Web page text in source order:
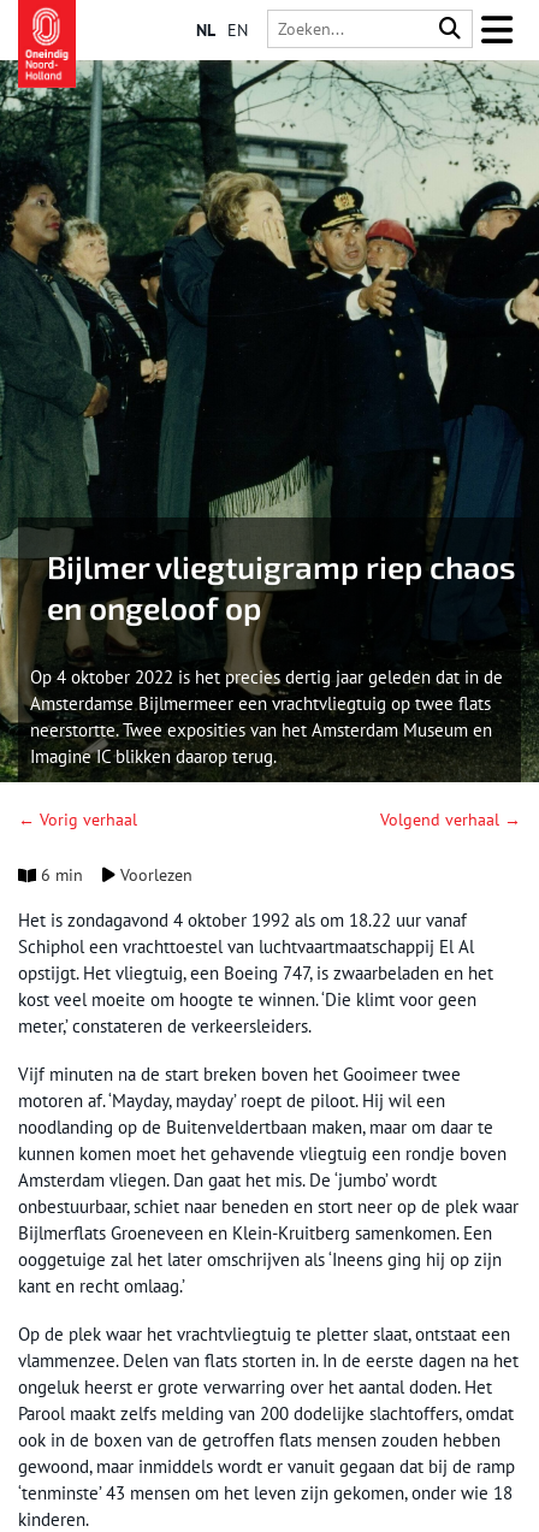
NL EN
Bijlmer vliegtuigramp riep chaos
en ongeloof op
Op 4 oktober 2022 is het precies dertig jaar geleden dat in de
Amsterdamse Bijlmermeer een vrachtvliegtuig op twee flats
neerstortte. Twee exposities van het Amsterdam Museum en
Imagine IC blikken daarop terug.
← Vorig verhaal Volgend verhaal →
6 min Voorlezen
Het is zondagavond 4 oktober 1992 als om 18.22 uur vanaf
Schiphol een vrachttoestel van luchtvaartmaatschappij El Al
opstijgt. Het vliegtuig, een Boeing 747, is zwaarbeladen en het
kost veel moeite om hoogte te winnen. ‘Die klimt voor geen
meter,’ constateren de verkeersleiders.
Vijf minuten na de start breken boven het Gooimeer twee
motoren af. ‘Mayday, mayday’ roept de piloot. Hij wil een
noodlanding op de Buitenveldertbaan maken, maar om daar te
kunnen komen moet het gehavende vliegtuig een rondje boven
Amsterdam vliegen. Dan gaat het mis. De ‘jumbo’ wordt
onbestuurbaar, schiet naar beneden en stort neer op de plek waar
Bijlmerflats Groeneveen en Klein-Kruitberg samenkomen. Een
ooggetuige zal het later omschrijven als ‘Ineens ging hij op zijn
kant en recht omlaag.’
Op de plek waar het vrachtvliegtuig te pletter slaat, ontstaat een
vlammenzee. Delen van flats storten in. In de eerste dagen na het
ongeluk heerst er grote verwarring over het aantal doden. Het
Parool maakt zelfs melding van 200 dodelijke slachtoffers, omdat
ook in de boxen van de getroffen flats mensen zouden hebben
gewoond, maar inmiddels wordt er vanuit gegaan dat bij de ramp
‘tenminste’ 43 mensen om het leven zijn gekomen, onder wie 18
kinderen.